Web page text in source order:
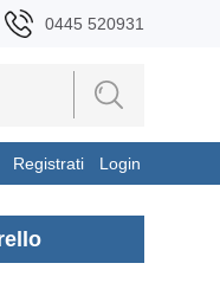
0445 520931
Registrati Login